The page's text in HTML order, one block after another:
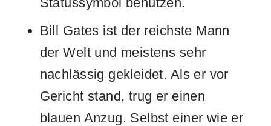
Bill Gates ist der reichste Mann
der Welt und meistens sehr
nachlässig gekleidet. Als er vor
Gericht stand, trug er einen
blauen Anzug. Selbst einer wie er